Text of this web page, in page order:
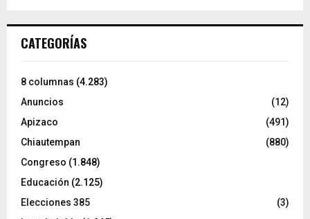
CATEGORÍAS
8 columnas (4.283)
Anuncios
(12)
Apizaco
(491)
Chiautempan
(880)
Congreso (1.848)
Educación (2.125)
Elecciones 385
(3)